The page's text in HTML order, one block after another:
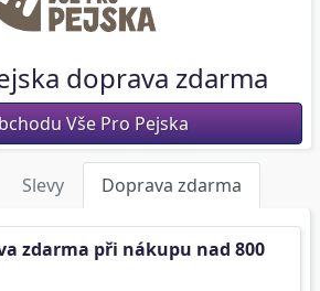
doprava zdarma
Vše Pro Pejska
Slevy Doprava zdarma
zdarma při nákupu nad 800